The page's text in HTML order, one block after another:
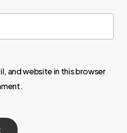
and website in this browser